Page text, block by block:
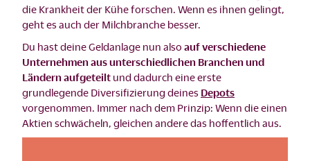
die Krankheit der Kühe forschen. Wenn es ihnen gelingt,
geht es auch der Milchbranche besser.
Du hast deine Geldanlage nun also auf verschiedene
Unternehmen aus unterschiedlichen Branchen und
Ländern aufgeteilt und dadurch eine erste
grundlegende Diversifizierung deines Depots
vorgenommen. Immer nach dem Prinzip: Wenn die einen
Aktien schwächeln, gleichen andere das hoffentlich aus.